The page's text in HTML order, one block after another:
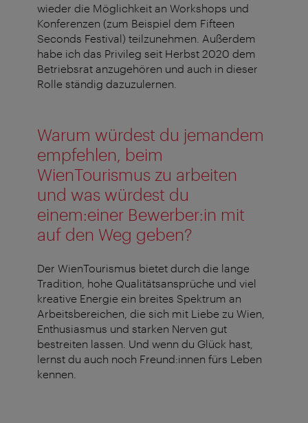
wieder die Möglichkeit an Workshops und
Konferenzen (zum Beispiel dem Fifteen
Seconds Festival) teilzunehmen. Außerdem
habe ich das Privileg seit Herbst 2020 dem
Betriebsrat anzugehören und auch in dieser
Rolle ständig dazuzulernen.
Warum würdest du jemandem
empfehlen, beim
WienTourismus zu arbeiten
und was würdest du
einem:einer Bewerber:in mit
auf den Weg geben?
Der WienTourismus bietet durch die lange
Tradition, hohe Qualitätsansprüche und viel
kreative Energie ein breites Spektrum an
Arbeitsbereichen, die sich mit Liebe zu Wien,
Enthusiasmus und starken Nerven gut
bestreiten lassen. Und wenn du Glück hast,
lernst du auch noch Freund:innen fürs Leben
kennen.